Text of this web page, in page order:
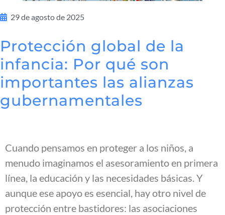
29 de agosto de 2025
Protección global de la
infancia: Por qué son
importantes las alianzas
gubernamentales
Cuando pensamos en proteger a los niños, a
menudo imaginamos el asesoramiento en primera
línea, la educación y las necesidades básicas. Y
aunque ese apoyo es esencial, hay otro nivel de
protección entre bastidores: las asociaciones